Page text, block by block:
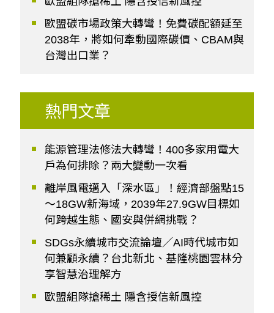
歐盟碳市場政策大轉彎！免費碳配額延至
2038年，將如何牽動國際碳價、CBAM與
台灣出口業？
熱門文章
能源管理法修法大轉彎！400多家用電大
戶為何排除？兩大變動一次看
離岸風電邁入「深水區」！經濟部盤點15
～18GW新海域，2039年27.9GW目標如
何跨越生態、國安與併網挑戰？
SDGs永續城市交流論壇／AI時代城市如
何兼顧永續？台北新北、基隆桃園雲林分
享智慧治理解方
歐盟組隊搶稀土 隱含授信新風控